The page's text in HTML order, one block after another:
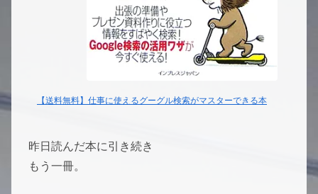
【送料無料】仕事に使えるグーグル検索がマスターできる本
昨日読んだ本に引き続き
もう一冊。